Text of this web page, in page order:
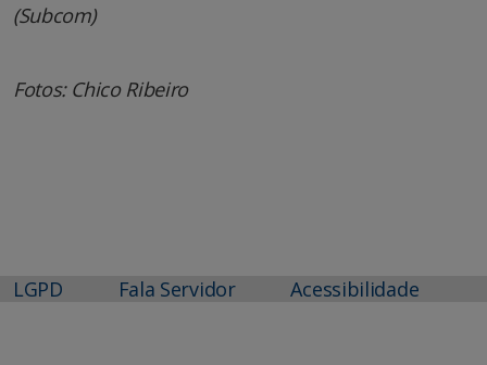
(Subcom)
Fotos: Chico Ribeiro
LGPD Fala Servidor Acessibilidade